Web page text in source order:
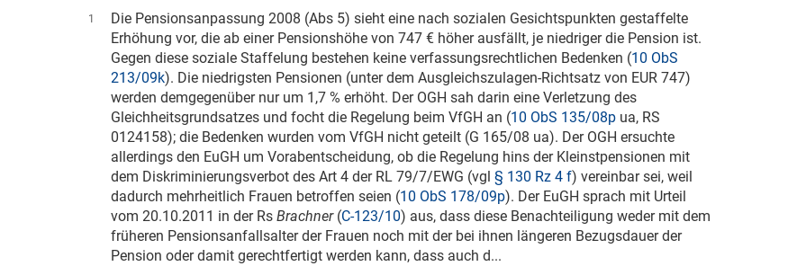
1
Die Pensionsanpassung 2008 (Abs 5) sieht eine nach sozialen Gesichtspunkten gestaffelte
Erhöhung vor, die ab einer Pensionshöhe von 747 € höher ausfällt, je niedriger die Pension ist.
Gegen diese soziale Staffelung bestehen keine verfassungsrechtlichen Bedenken (10 ObS
213/09k). Die niedrigsten Pensionen (unter dem Ausgleichszulagen-Richtsatz von EUR 747)
werden demgegenüber nur um 1,7 % erhöht. Der OGH sah darin eine Verletzung des
Gleichheitsgrundsatzes und focht die Regelung beim VfGH an (10 ObS 135/08p ua, RS
0124158); die Bedenken wurden vom VfGH nicht geteilt (G 165/08 ua). Der OGH ersuchte
allerdings den EuGH um Vorabentscheidung, ob die Regelung hins der Kleinstpensionen mit
dem Diskriminierungsverbot des Art 4 der RL 79/7/EWG (vgl § 130 Rz 4 f) vereinbar sei, weil
dadurch mehrheitlich Frauen betroffen seien (10 ObS 178/09p). Der EuGH sprach mit Urteil
vom 20.10.2011 in der Rs Brachner(C-123/10) aus, dass diese Benachteiligung weder mit dem
früheren Pensionsanfallsalter der Frauen noch mit der bei ihnen längeren Bezugsdauer der
Pension oder damit gerechtfertigt werden kann, dass auch d...